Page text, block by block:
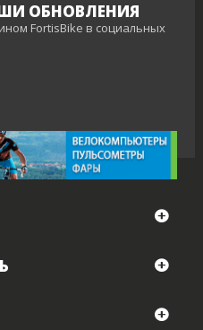
ОБНОВЛЕНИЯ
FortisBike в социальных